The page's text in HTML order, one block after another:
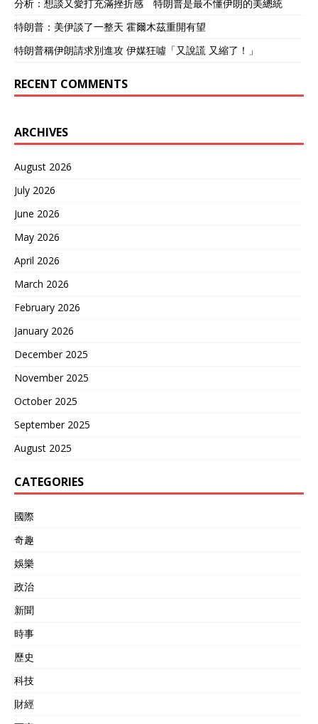
分析：想談又愛打充滿挫折感 特朗普是最不懂伊朗的美總統
特朗普：美伊談了一整天 霍爾木茲重開有望
特朗普稱伊朗請求別進攻 伊媒狂噓「又說謊 又縮了！」
RECENT COMMENTS
ARCHIVES
August 2026
July 2026
June 2026
May 2026
April 2026
March 2026
February 2026
January 2026
December 2025
November 2025
October 2025
September 2025
August 2025
CATEGORIES
國際
奇趣
娛樂
政治
新聞
時事
歷史
科技
財經